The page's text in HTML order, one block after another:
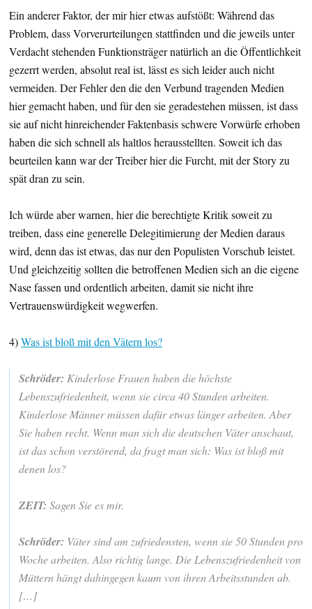
Ein anderer Faktor, der mir hier etwas aufstößt: Während das
Problem, dass Vorverurteilungen stattfinden und die jeweils unter
Verdacht stehenden Funktionsträger natürlich an die Öffentlichkeit
gezerrt werden, absolut real ist, lässt es sich leider auch nicht
vermeiden. Der Fehler den die den Verbund tragenden Medien
hier gemacht haben, und für den sie geradestehen müssen, ist dass
sie auf nicht hinreichender Faktenbasis schwere Vorwürfe erhoben
haben die sich schnell als haltlos herausstellten. Soweit ich das
beurteilen kann war der Treiber hier die Furcht, mit der Story zu
spät dran zu sein.
Ich würde aber warnen, hier die berechtigte Kritik soweit zu
treiben, dass eine generelle Delegitimierung der Medien daraus
wird, denn das ist etwas, das nur den Populisten Vorschub leistet.
Und gleichzeitig sollten die betroffenen Medien sich an die eigene
Nase fassen und ordentlich arbeiten, damit sie nicht ihre
Vertrauenswürdigkeit wegwerfen.
4)Was ist bloß mit den Vätern los?
Schröder: Kinderlose Frauen haben die höchste
Lebenszufriedenheit, wenn sie circa 40 Stunden arbeiten.
Kinderlose Männer müssen dafür etwas länger arbeiten. Aber
Sie haben recht. Wenn man sich die deutschen Väter anschaut,
ist das schon verstörend, da fragt man sich: Was ist bloß mit
denen los?
ZEIT: Sagen Sie es mir.
Schröder: Väter sind am zufriedensten, wenn sie 50 Stunden pro
Woche arbeiten. Also richtig lange. Die Lebenszufriedenheit von
Müttern hängt dahingegen kaum von ihren Arbeitsstunden ab.
[…]